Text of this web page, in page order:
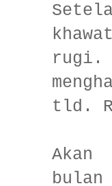
rugi.
tld.